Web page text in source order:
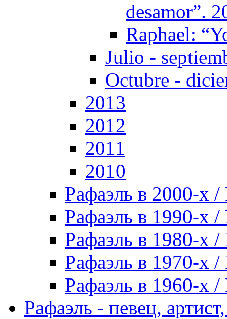
desamor”.
Raphael:
Julio -
Octubre -
2013
2012
2011
2010
Рафаэль в 2000-х /
Рафаэль в 1990-х /
Рафаэль в 1980-х /
Рафаэль в 1970-х /
Рафаэль в 1960-х /
Рафаэль - певец,